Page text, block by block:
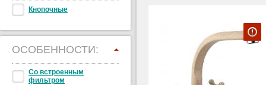
Кнопочные
ОСОБЕННОСТИ:
Со встроенным
фильтром